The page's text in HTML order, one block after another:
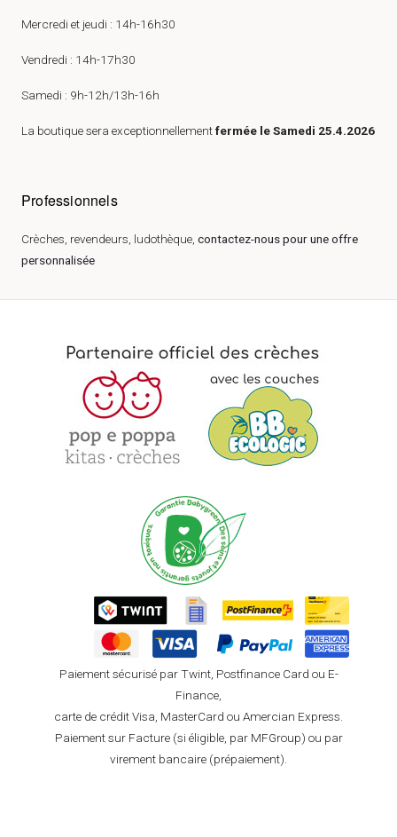
Mercredi et jeudi : 14h-16h30
Vendredi : 14h-17h30
Samedi : 9h-12h/13h-16h
La boutique sera exceptionnellementfermée le Samedi 25.4.2026
Professionnels
Crèches, revendeurs, ludothèque, contactez-nous pour une offre
personnalisée
Paiement sécurisé par Twint, Postfinance Card ou E-
Finance,
carte de crédit Visa, MasterCard ou Amercian Express.
Paiement sur Facture (si éligible, par MFGroup) ou par
virement bancaire (prépaiement).